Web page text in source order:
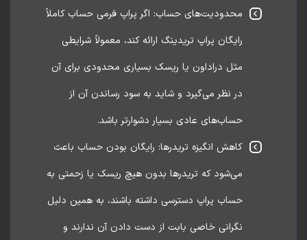
محدودیت‌های حساب: اگر پراپ فرمی حساب کاملاً
رایگان پراپ تریدینگ ارائه کند، معمولاً شرایطی
مثل دراداون یا ریسک بسیاری محدودی برای آن
در نظر می‌گیرد و شاید به سود رساندن آن از
حساب‌های عادی بسیار دشوارتر باشد.
کاهش انگیزه تریدرها: رایگان بودن حساب باعث
می‌شود که تریدرها بدون هیچ ریسک یا زحمتی به
حساب پراپ دسترسی داشته باشند، به همین دلیل
نگرانی خاصی بابت از دست دادن آن ندارند و